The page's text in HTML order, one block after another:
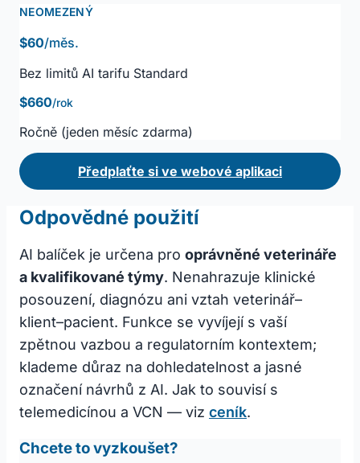
NEOMEZENÝ
$60/měs.
Bez limitů AI tarifu Standard
$660/rok
Ročně (jeden měsíc zdarma)
Předplaťte si ve webové aplikaci
Odpovědné použití
AI balíček je určena pro oprávněné veterináře
a kvalifikované týmy. Nenahrazuje klinické
posouzení, diagnózu ani vztah veterinář–
klient–pacient. Funkce se vyvíjejí s vaší
zpětnou vazbou a regulatorním kontextem;
klademe důraz na dohledatelnost a jasné
označení návrhů z AI. Jak to souvisí s
telemedicínou a VCN — viz ceník.
Chcete to vyzkoušet?